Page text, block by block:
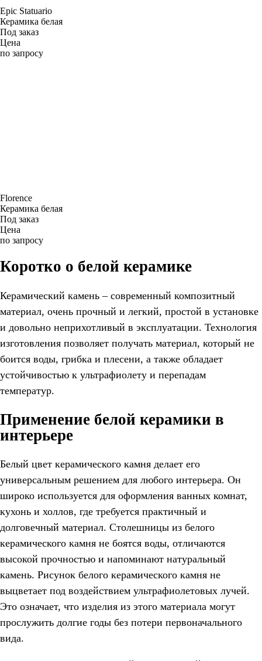
Epic Statuario
Керамика белая
Под заказ
Цена
по запросу
Florence
Керамика белая
Под заказ
Цена
по запросу
Коротко о белой керамике
Керамический камень – современный композитный
материал, очень прочный и легкий, простой в установке
и довольно неприхотливый в эксплуатации. Технология
изготовления позволяет получать материал, который не
боится воды, грибка и плесени, а также обладает
устойчивостью к ультрафиолету и перепадам
температур.
Применение белой керамики в
интерьере
Белый цвет керамического камня делает его
универсальным решением для любого интерьера. Он
широко используется для оформления ванных комнат,
кухонь и холлов, где требуется практичный и
долговечный материал. Столешницы из белого
керамического камня не боятся воды, отличаются
высокой прочностью и напоминают натуральный
камень. Рисунок белого керамического камня не
выцветает под воздействием ультрафиолетовых лучей.
Это означает, что изделия из этого материала могут
прослужить долгие годы без потери первоначального
вида.